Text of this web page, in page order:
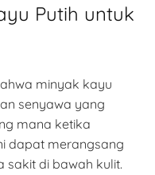
Putih untuk
minyak kayu
senyawa yang
mana ketika
dapat merangsang
sakit di bawah kulit.